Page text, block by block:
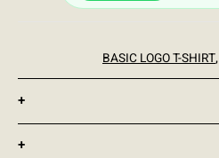
BASIC LOGO T-SHIRT,